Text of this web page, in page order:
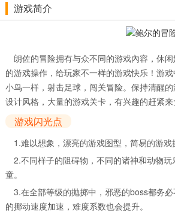
游戏简介
朗佐的冒险拥有与众不同的游戏內容，休
的游戏操作，给玩家不一样的游戏快乐！游
小鸟一样，射击足球，闯关冒险。保持清醒
设计风格，大量的游戏关卡，有兴趣的赶紧来
游戏闪光点
1.难以想象，漂亮的游戏图型，简易的游戏
2.不同样子的阻碍物，不同的诸神和动物
童。
3.在全部等级的抛掷中，邪恶的boss都务
的挪动速度加速，难度系数也会提升。